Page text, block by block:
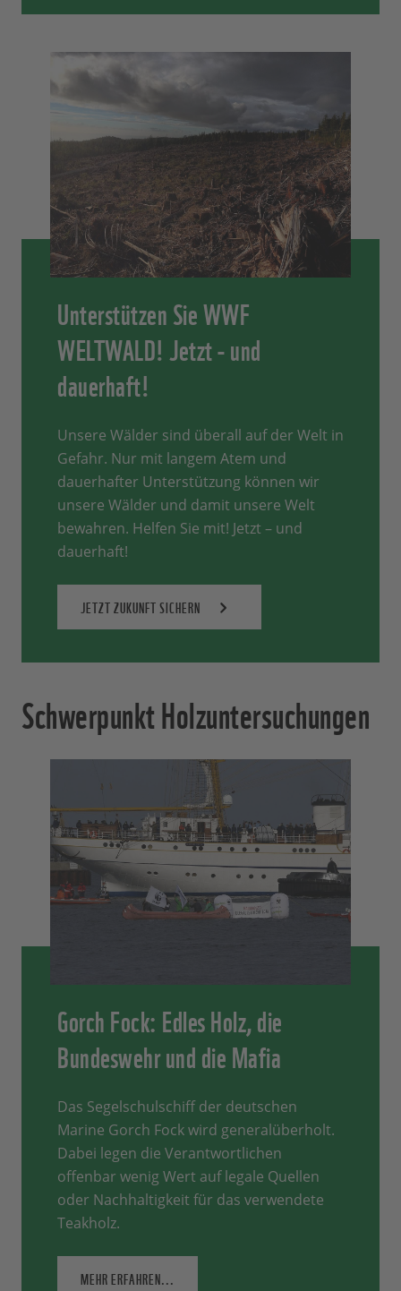
Unterstützen Sie WWF
WELTWALD! Jetzt - und
dauerhaft!
Unsere Wälder sind überall auf der Welt in
Gefahr. Nur mit langem Atem und
dauerhafter Unterstützung können wir
unsere Wälder und damit unsere Welt
bewahren. Helfen Sie mit! Jetzt – und
dauerhaft!
JETZT ZUKUNFT SICHERN
Schwerpunkt Holzuntersuchungen
Gorch Fock: Edles Holz, die
Bundeswehr und die Mafia
Das Segelschulschiff der deutschen
Marine Gorch Fock wird generalüberholt.
Dabei legen die Verantwortlichen
offenbar wenig Wert auf legale Quellen
oder Nachhaltigkeit für das verwendete
Teakholz.
MEHR ERFAHREN...